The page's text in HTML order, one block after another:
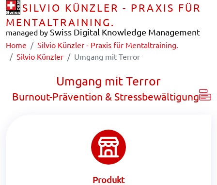
SILVIO KÜNZLER - PRAXIS FÜR
MENTALTRAINING.
managed by Swiss Digital Knowledge Management
Home
Silvio Künzler - Praxis für Mentaltraining.
Silvio Künzler
Umgang mit Terror
Umgang mit Terror
Burnout-Prävention & Stressbewältigung
Produkt